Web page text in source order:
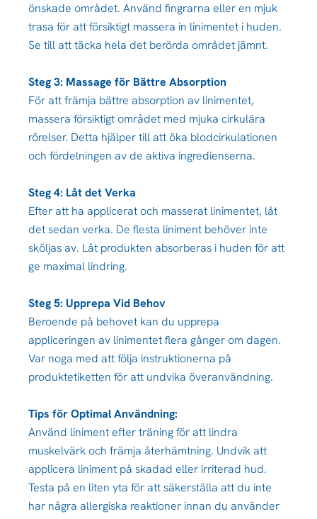
önskade området. Använd fingrarna eller en mjuk
trasa för att försiktigt massera in linimentet i huden.
Se till att täcka hela det berörda området jämnt.
Steg 3: Massage för Bättre Absorption
För att främja bättre absorption av linimentet,
massera försiktigt området med mjuka cirkulära
rörelser. Detta hjälper till att öka blodcirkulationen
och fördelningen av de aktiva ingredienserna.
Steg 4: Låt det Verka
Efter att ha applicerat och masserat linimentet, låt
det sedan verka. De flesta liniment behöver inte
sköljas av. Låt produkten absorberas i huden för att
ge maximal lindring.
Steg 5: Upprepa Vid Behov
Beroende på behovet kan du upprepa
appliceringen av linimentet flera gånger om dagen.
Var noga med att följa instruktionerna på
produktetiketten för att undvika överanvändning.
Tips för Optimal Användning:
Använd liniment efter träning för att lindra
muskelvärk och främja återhämtning. Undvik att
applicera liniment på skadad eller irriterad hud.
Testa på en liten yta för att säkerställa att du inte
har några allergiska reaktioner innan du använder